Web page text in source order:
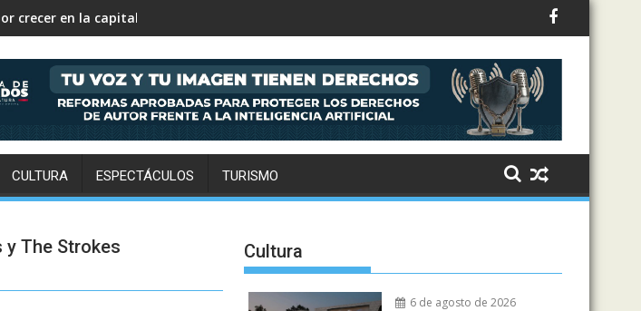
política contra Ángel Aguirre y anuncia el establecimiento de la relación con Perú
CULTURA ESPECTÁCULOS TURISMO
y The Strokes
Cultura
6 de agosto de 2026